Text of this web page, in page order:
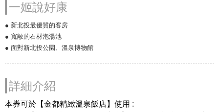
一姬說好康
● 新北投最優質的客房
● 寬敞的石材泡湯池
● 面對新北投公園、溫泉博物館
詳細介紹
本券可於【金都精緻溫泉飯店】使用 :